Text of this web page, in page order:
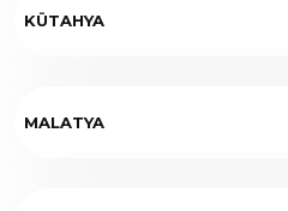
KÜTAHYA
MALATYA